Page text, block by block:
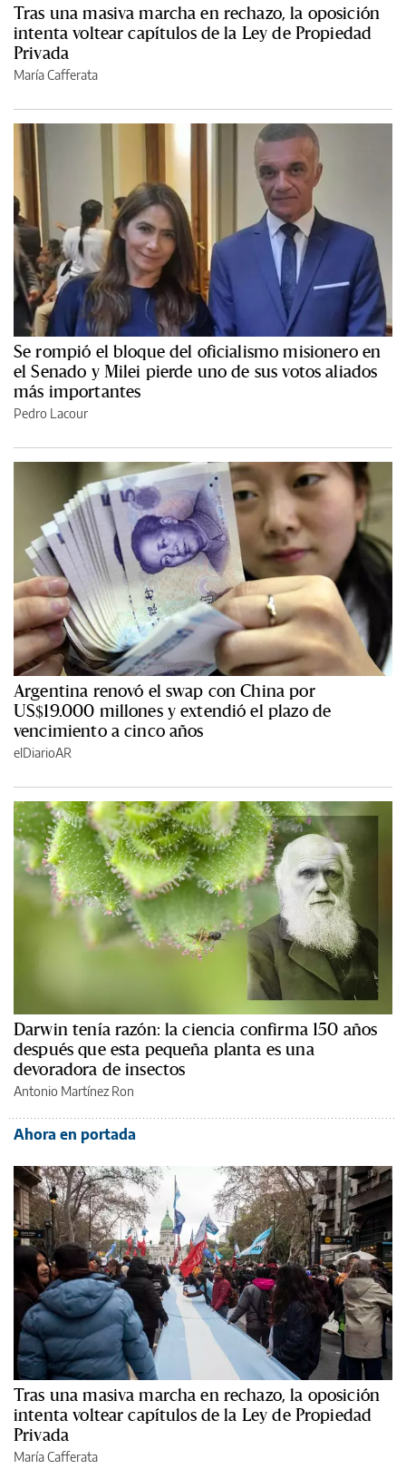
Tras una masiva marcha en rechazo, la oposición
intenta voltear capítulos de la Ley de Propiedad
Privada
María Cafferata
Se rompió el bloque del oficialismo misionero en
el Senado y Milei pierde uno de sus votos aliados
más importantes
Pedro Lacour
Argentina renovó el swap con China por
US$19.000 millones y extendió el plazo de
vencimiento a cinco años
elDiarioAR
Darwin tenía razón: la ciencia confirma 150 años
después que esta pequeña planta es una
devoradora de insectos
Antonio Martínez Ron
Ahora en portada
Tras una masiva marcha en rechazo, la oposición
intenta voltear capítulos de la Ley de Propiedad
Privada
María Cafferata